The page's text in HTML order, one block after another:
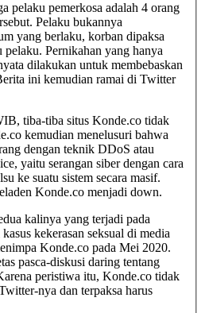
pelaku pemerkosa adalah 4 orang
Pelaku bukannya
yang berlaku, korban dipaksa
pelaku. Pernikahan yang hanya
dilakukan untuk membebaskan
ini kemudian ramai di Twitter
tiba-tiba situs Konde.co tidak
kemudian menelusuri bahwa
dengan teknik DDoS atau
yaitu serangan siber dengan cara
ke suatu sistem secara masif.
Konde.co menjadi down.
kalinya yang terjadi pada
kekerasan seksual di media
Konde.co pada Mei 2020.
pasca-diskusi daring tentang
peristiwa itu, Konde.co tidak
nya dan terpaksa harus